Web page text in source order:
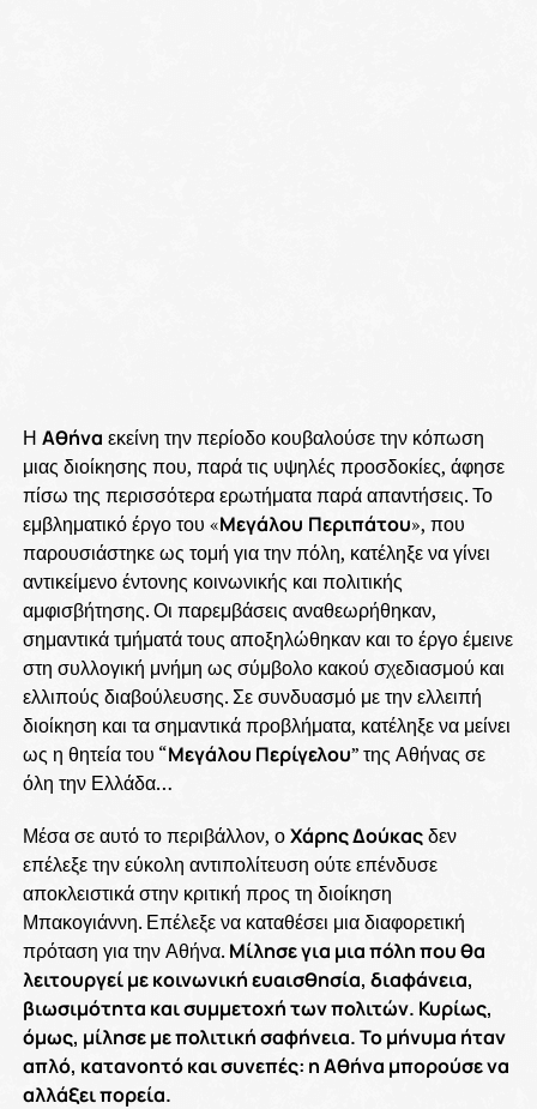
Η Αθήνα εκείνη την περίοδο κουβαλούσε την κόπωση
μιας διοίκησης που, παρά τις υψηλές προσδοκίες, άφησε
πίσω της περισσότερα ερωτήματα παρά απαντήσεις. Το
εμβληματικό έργο του «Μεγάλου Περιπάτου», που
παρουσιάστηκε ως τομή για την πόλη, κατέληξε να γίνει
αντικείμενο έντονης κοινωνικής και πολιτικής
αμφισβήτησης. Οι παρεμβάσεις αναθεωρήθηκαν,
σημαντικά τμήματά τους αποξηλώθηκαν και το έργο έμεινε
στη συλλογική μνήμη ως σύμβολο κακού σχεδιασμού και
ελλιπούς διαβούλευσης. Σε συνδυασμό με την ελλειπή
διοίκηση και τα σημαντικά προβλήματα, κατέληξε να μείνει
ως η θητεία του “Μεγάλου Περίγελου” της Αθήνας σε
όλη την Ελλάδα…
Μέσα σε αυτό το περιβάλλον, οΧάρης Δούκαςδεν
επέλεξε την εύκολη αντιπολίτευση ούτε επένδυσε
αποκλειστικά στην κριτική προς τη διοίκηση
Μπακογιάννη. Επέλεξε να καταθέσει μια διαφορετική
πρόταση για την Αθήνα. Μίλησε για μια πόλη που θα
λειτουργεί με κοινωνική ευαισθησία, διαφάνεια,
βιωσιμότητα και συμμετοχή των πολιτών. Κυρίως,
όμως, μίλησε με πολιτική σαφήνεια. Το μήνυμα ήταν
απλό, κατανοητό και συνεπές: η Αθήνα μπορούσε να
αλλάξει πορεία.